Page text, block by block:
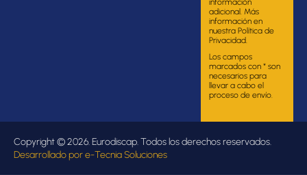
información
adicional. Más
información en
nuestra Política de
Privacidad.
Los campos
marcados con * son
necesarios para
llevar a cabo el
proceso de envío.
Copyright © 2026. Eurodiscap. Todos los derechos reservados.
Desarrollado pore-Tecnia Soluciones